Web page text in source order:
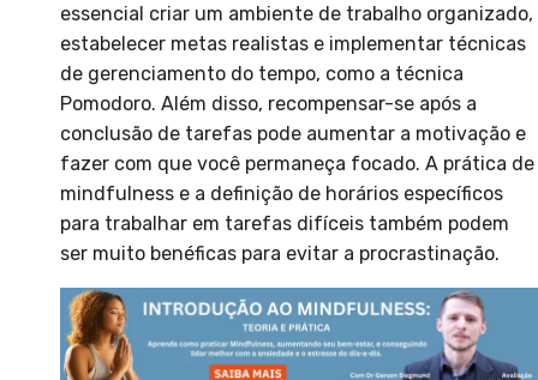
essencial criar um ambiente de trabalho organizado,
estabelecer metas realistas e implementar técnicas
de gerenciamento do tempo, como a técnica
Pomodoro. Além disso, recompensar-se após a
conclusão de tarefas pode aumentar a motivação e
fazer com que você permaneça focado. A prática de
mindfulness e a definição de horários específicos
para trabalhar em tarefas difíceis também podem
ser muito benéficas para evitar a procrastinação.